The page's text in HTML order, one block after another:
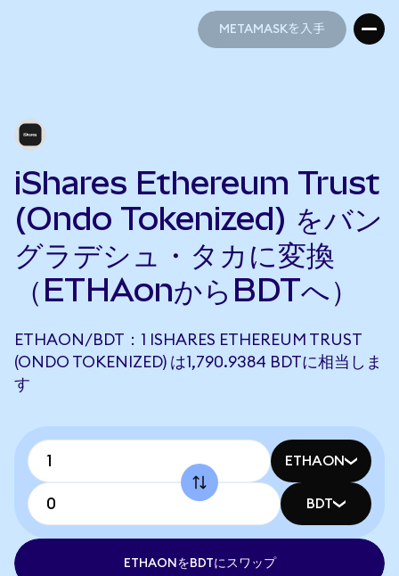
METAMASKを入手
iShares Ethereum Trust
(Ondo Tokenized) をバン
グラデシュ・タカに変換
（ETHAonからBDTへ）
ETHAON/BDT：1 ISHARES ETHEREUM TRUST
(ONDO TOKENIZED) は1,790.9384 BDTに相当しま
す
ETHAON
BDT
ETHAONをBDTにスワップ